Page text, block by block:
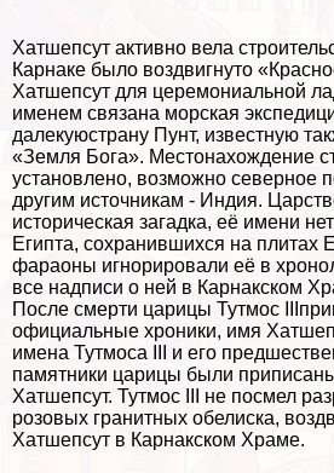
Хатшепсут активно вела
Карнаке было воздвигнуто
Хатшепсут для церемониальной
именем связана морская
далекуюстрану Пунт, известную
«Земля Бога». Местонахождение
установлено, возможно северное
другим источникам - Индия.
историческая загадка, её имени
Египта, сохранившихся на плитах
фараоны игнорировали её в
все надписи о ней в Карнакском
После cмepти царицы Тутмос
официальные хроники, имя
имена Тутмоса III и его
памятники царицы были
Хатшепсут. Тутмос III не посмел
розовых гранитных обелиска,
Хатшепсут в Карнакском Храме.